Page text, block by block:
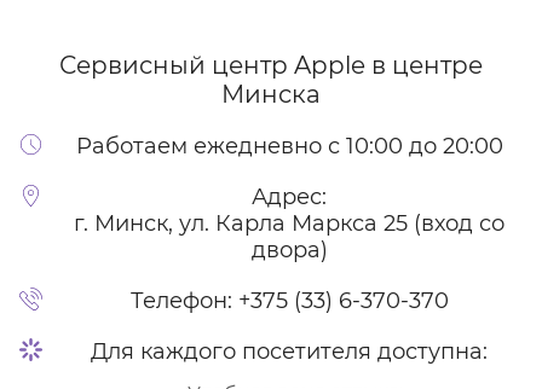
Сервисный центр Apple в центре
Минска
Работаем ежедневно с 10:00 до 20:00
Адрес:
г. Минск, ул. Карла Маркса 25 (вход со
двора)
Телефон: +375 (33) 6-370-370
Для каждого посетителя доступна: